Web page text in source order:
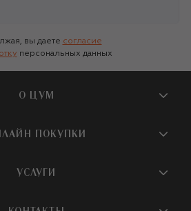
вы даете согласие
персональных данных
О ЦУМ
О магазине
Бутики и ПВЗ ЦУМ
ПОКУПКИ
УСЛУГИ